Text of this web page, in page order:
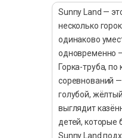
Sunny Land —
несколько
одинаково
одновременно
Горка-труба,
соревнований
голубой,
выглядит
детей, которые
Sunny Land